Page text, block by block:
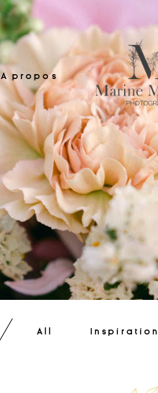
A propos
All Inspiration